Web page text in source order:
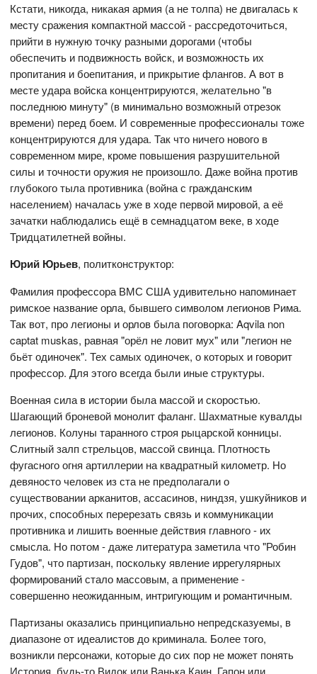
Кстати, никогда, никакая армия (а не толпа) не двигалась к
месту сражения компактной массой - рассредоточиться,
прийти в нужную точку разными дорогами (чтобы
обеспечить и подвижность войск, и возможность их
пропитания и боепитания, и прикрытие флангов. А вот в
месте удара войска концентрируются, желательно "в
последнюю минуту" (в минимально возможный отрезок
времени) перед боем. И современные профессионалы тоже
концентрируются для удара. Так что ничего нового в
современном мире, кроме повышения разрушительной
силы и точности оружия не произошло. Даже война против
глубокого тыла противника (война с гражданским
населением) началась уже в ходе первой мировой, а её
зачатки наблюдались ещё в семнадцатом веке, в ходе
Тридцатилетней войны.
Юрий Юрьев, политконструктор:
Фамилия профессора ВМС США удивительно напоминает
римское название орла, бывшего символом легионов Рима.
Так вот, про легионы и орлов была поговорка: Aqvila non
captat muskas, равная "орёл не ловит мух" или "легион не
бьёт одиночек". Тех самых одиночек, о которых и говорит
профессор. Для этого всегда были иные структуры.
Военная сила в истории была массой и скоростью.
Шагающий броневой монолит фаланг. Шахматные кувалды
легионов. Колуны таранного строя рыцарской конницы.
Слитный залп стрельцов, массой свинца. Плотность
фугасного огня артиллерии на квадратный километр. Но
девяносто человек из ста не предполагали о
существовании арканитов, ассасинов, ниндзя, ушкуйников и
прочих, способных перерезать связь и коммуникации
противника и лишить военные действия главного - их
смысла. Но потом - даже литература заметила что "Робин
Гудов", что партизан, поскольку явление иррегулярных
формирований стало массовым, а применение -
совершенно неожиданным, интригующим и романтичным.
Партизаны оказались принципиально непредсказуемы, в
диапазоне от идеалистов до криминала. Более того,
возникли персонажи, которые до сих пор не может понять
История, будь-то Видок или Ванька Каин, Гапон или